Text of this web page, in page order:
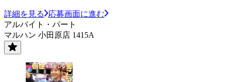
詳細を見る
応募画面に進む
アルバイト・パート
マルハン 小田原店 1415A